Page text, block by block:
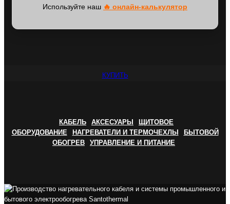
Используйте наш 🔥 онлайн-калькулятор
КУПИТЬ
КАБЕЛЬ АКСЕСУАРЫ
ЩИТОВОЕ
ОБОРУДОВАНИЕ
НАГРЕВАТЕЛИ И ТЕРМОЧЕХЛЫ
БЫТОВОЙ
ОБОГРЕВ
УПРАВЛЕНИЕ И ПИТАНИЕ